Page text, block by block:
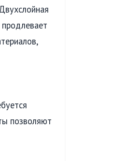
позволяют